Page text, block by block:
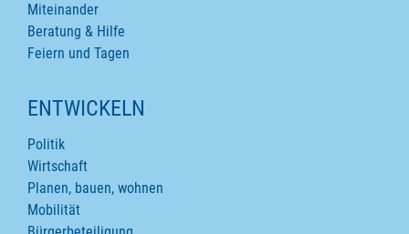
Miteinander
Beratung & Hilfe
Feiern und Tagen
ENTWICKELN
Politik
Wirtschaft
Planen, bauen, wohnen
Mobilität